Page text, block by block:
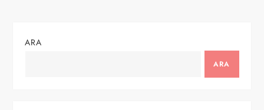
g
ARA
ARA